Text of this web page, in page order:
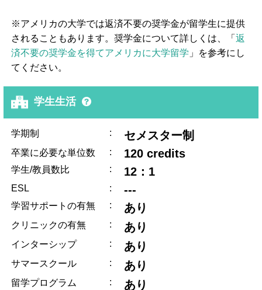
※アメリカの大学では返済不要の奨学金が留学生に提供
されることもあります。奨学金について詳しくは、「返
済不要の奨学金を得てアメリカに大学留学 」を参考にし
てください。
学生生活
学期制 : セメスター制
卒業に必要な単位数 : 120 credits
学生/教員数比 : 12：1
ESL : ---
学習サポートの有無 : あり
クリニックの有無 : あり
インターシップ : あり
サマースクール : あり
留学プログラム : あり